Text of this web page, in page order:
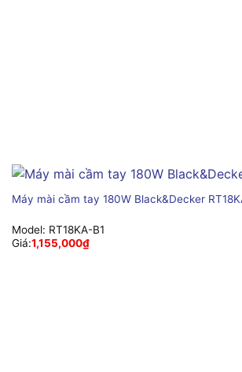
Máy mài cầm tay 180W Black&Decker
Model: RT18KA-B1
Giá:1,155,000₫